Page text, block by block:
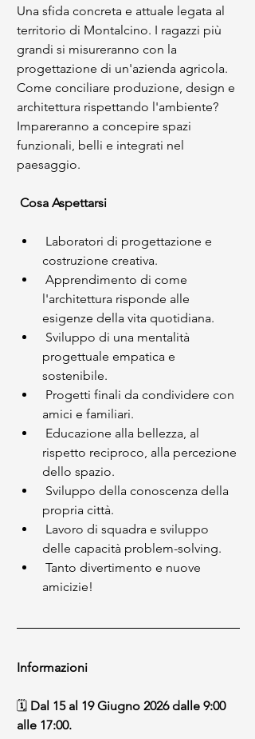
Una sfida concreta e attuale legata al
territorio di Montalcino. I ragazzi più
grandi si misureranno con la
progettazione di un'azienda agricola.
Come conciliare produzione, design e
architettura rispettando l'ambiente?
Impareranno a concepire spazi
funzionali, belli e integrati nel
paesaggio.
Cosa Aspettarsi
costruzione creativa.
l'architettura risponde alle
esigenze della vita quotidiana.
progettuale empatica e
sostenibile.
amici e familiari.
rispetto reciproco, alla percezione
dello spazio.
propria città.
delle capacità problem-solving.
amicizie!
Informazioni
🗓️ Dal 15 al 19 Giugno 2026 dalle 9:00
alle 17:00.